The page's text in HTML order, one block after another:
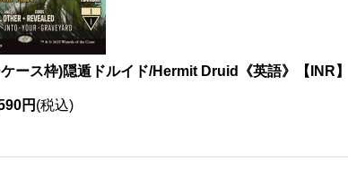
ース枠)隠遁ドルイド/Hermit Druid《英語》【INR】
円 (税込)